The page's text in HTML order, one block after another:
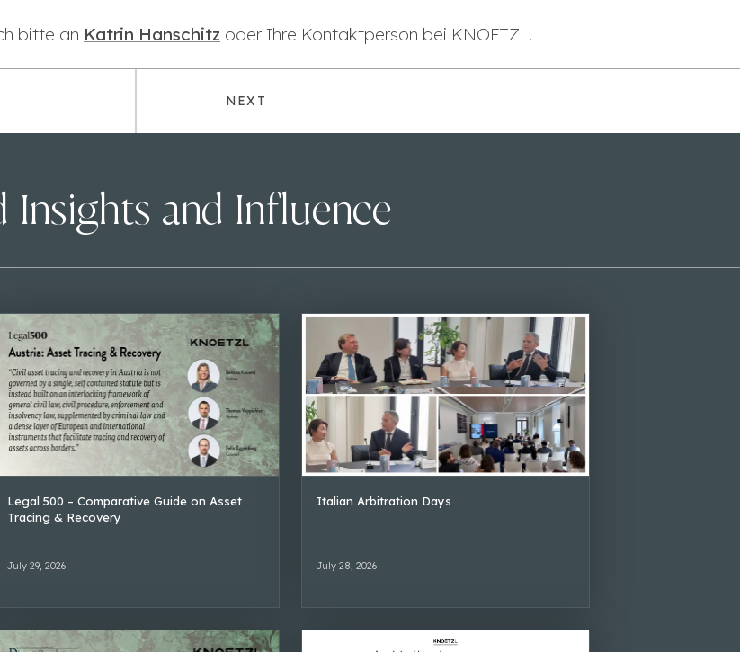
bitte an Katrin Hanschitz oder Ihre Kontaktperson bei KNOETZL.
NEXT
Insights and Influence
Legal 500 – Comparative Guide on Asset
Tracing & Recovery
July 29, 2026
Italian Arbitration Days
July 28, 2026